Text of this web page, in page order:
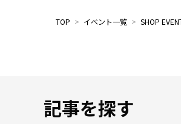
TOP > イベント一覧 > SHOP
記事を探す